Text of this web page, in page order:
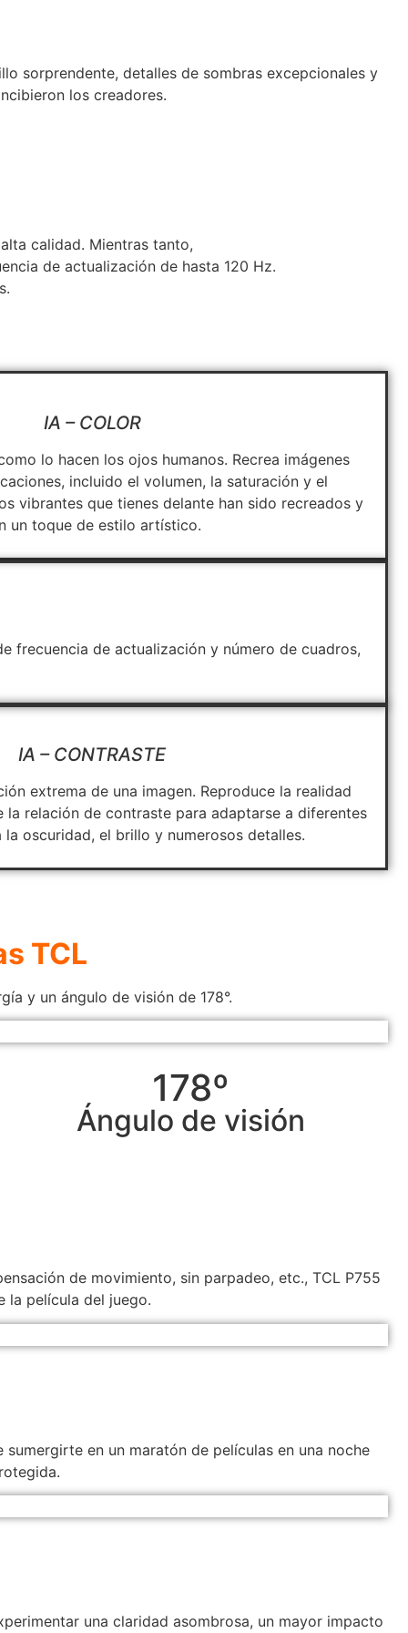
sorprendente, detalles de sombras excepcionales y
los creadores.
calidad. Mientras tanto,
de actualización de hasta 120 Hz.
IA – COLOR
lo hacen los ojos humanos. Recrea imágenes
incluido el volumen, la saturación y el
vibrantes que tienes delante han sido recreados y
un toque de estilo artístico.
frecuencia de actualización y número de cuadros,
IA – CONTRASTE
extrema de una imagen. Reproduce la realidad
la relación de contraste para adaptarse a diferentes
la oscuridad, el brillo y numerosos detalles.
TCL
y un ángulo de visión de 178°.
178º
Ángulo de visión
de movimiento, sin parpadeo, etc., TCL P755
la película del juego.
en un maratón de películas en una noche
una claridad asombrosa, un mayor impacto